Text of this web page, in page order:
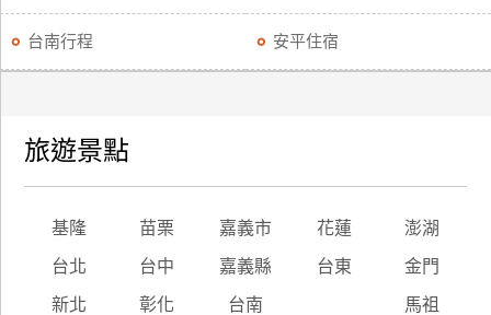
台南行程 安平住宿
旅遊景點
基隆 苗栗 嘉義市 花蓮 澎湖
台北 台中 嘉義縣 台東 金門
新北 彰化 台南 馬祖